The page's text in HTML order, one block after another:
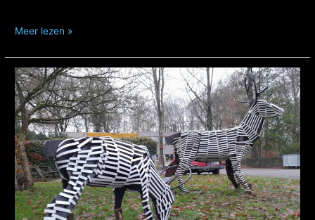
Beesten
het
LAND-
ART
bos
Meer lezen »